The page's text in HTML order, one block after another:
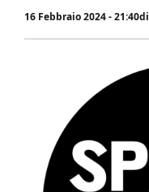
16 Febbraio 2024 - 21:40di